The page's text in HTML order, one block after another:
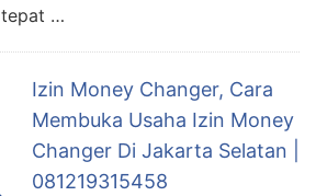
tepat …
Izin Money Changer, Cara
Membuka Usaha Izin Money
Changer Di Jakarta Selatan |
081219315458